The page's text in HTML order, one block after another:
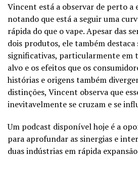
Vincent está a observar de perto a
notando que está a seguir uma
rápida do que o vape. Apesar das
dois produtos, ele também destaca
significativas, particularmente em
alvo e os efeitos que os
histórias e origens também
distinções, Vincent observa que
inevitavelmente se cruzam e se
Um podcast disponível hoje é a
para aprofundar as sinergias e
duas indústrias em rápida